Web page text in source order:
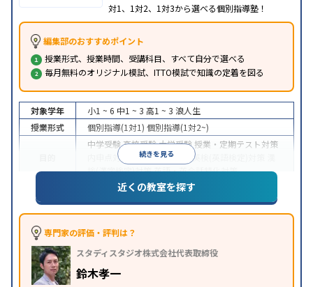
対1、1対2、1対3から選べる個別指導塾！
編集部のおすすめポイント
授業形式、授業時間、受講科目、すべて自分で選べる
毎月無料のオリジナル模試、ITTO模試で知識の定着を図る
続きを見る
対象学年 小1 ~ 6 中1 ~ 3 高1 ~ 3 浪人生
授業形式
個別指導(1対1) 個別指導(1対2~)
中学受験高校受験大学受験 授業・定期テスト対策
内申点対策
学習習慣の定着 英検(英語検定)対策
検(漢字検定)対策英語・英会話特化対策
1科目から受講可能季節講習のみの受講可
※2023年3月調査。小学校高学年の個別指導塾アンケート調査方法を参
近くの教室を探す
専門家の評価・評判は？
スタディスタジオ株式会社代表取締役
鈴木孝一